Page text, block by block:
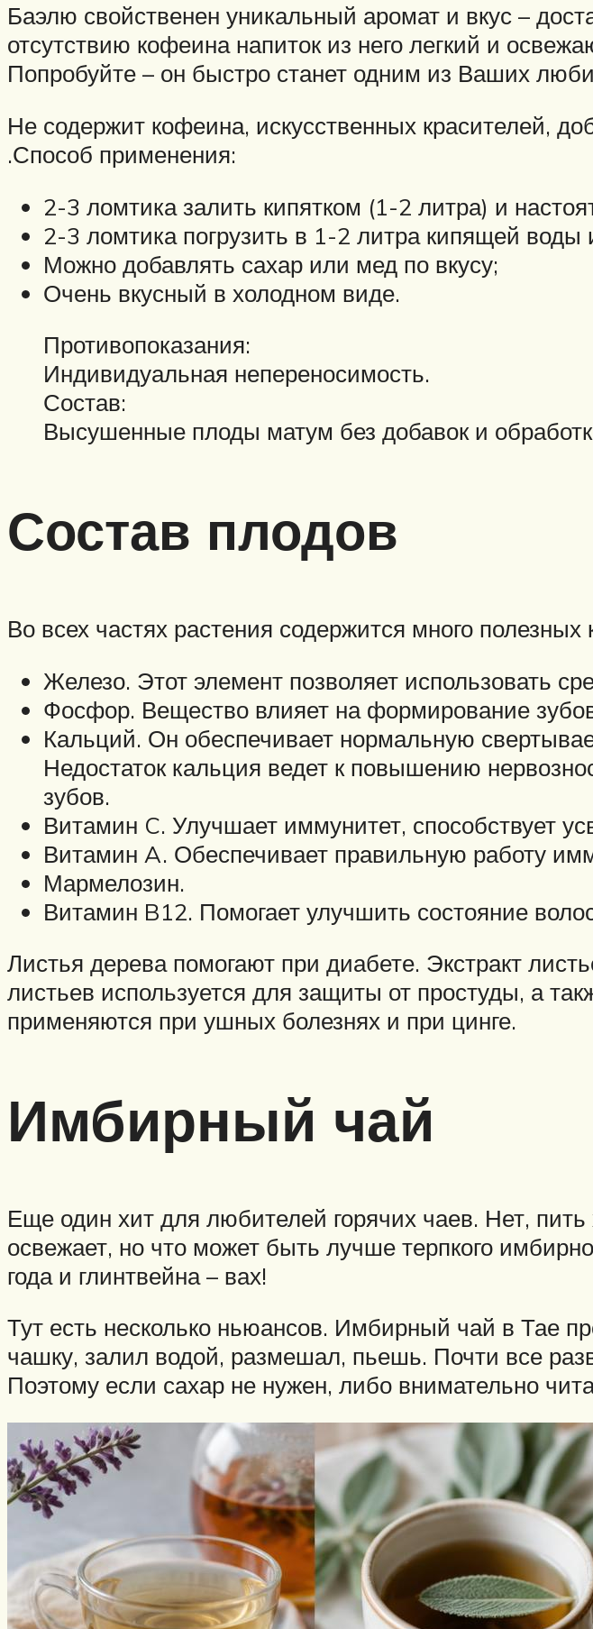
Баэлю свойственен уникальный аромат и вкус –
отсутствию кофеина напиток из него легкий и
Попробуйте – он быстро станет одним из Ваших
Не содержит кофеина, искусственных красителей,
.Способ применения:
2-3 ломтика залить кипятком (1-2 литра) и
2-3 ломтика погрузить в 1-2 литра кипящей
Можно добавлять сахар или мед по вкусу;
Очень вкусный в холодном виде.
Противопоказания:
Индивидуальная непереносимость.
Состав:
Высушенные плоды матум без добавок и
Состав плодов
Во всех частях растения содержится много полезных
Железо. Этот элемент позволяет использовать
Фосфор. Вещество влияет на формирование
Кальций. Он обеспечивает нормальную
Недостаток кальция ведет к повышению
зубов.
Витамин C. Улучшает иммунитет, способствует
Витамин A. Обеспечивает правильную работу
Мармелозин.
Витамин B12. Помогает улучшить состояние
Листья дерева помогают при диабете. Экстракт
листьев используется для защиты от простуды, а
применяются при ушных болезнях и при цинге.
Имбирный чай
Еще один хит для любителей горячих чаев. Нет,
освежает, но что может быть лучше терпкого
года и глинтвейна – вах!
Тут есть несколько ньюансов. Имбирный чай в Тае
чашку, залил водой, размешал, пьешь. Почти все
Поэтому если сахар не нужен, либо внимательно